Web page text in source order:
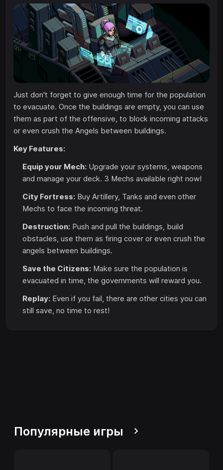
Just don't forget to give enough time for the population
to evacuate. Once the buildings are empty, you can use
them as part of the offensive, to block incoming attacks
or even crush the Angels between buildings.
Key Features:
Equip your Mech: Upgrade your systems, weapons
and manage your deck. 3 Mechs available right now!
City Fortress: Buy Artillery, Tanks and even other
Mechs to face the incoming threat.
Destruction: Push and pull the buildings, build
obstacles, use them as firing cover or even crush the
angels between buildings.
Save the Citizens: Make sure the population is
evacuated in time, the governments will reward you.
Replay: Even if you fail, there are other cities you can
still save, no time to rest!
Популярные игры